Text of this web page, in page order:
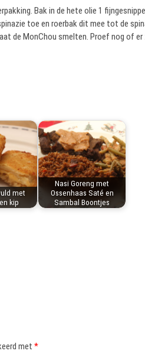
Bak in de hete olie 1
toe en roerbak dit mee tot de
de MonChou smelten. Proef nog of
met
kip
Nasi Goreng met
Ossenhaas Saté en
Sambal Boontjes
met *